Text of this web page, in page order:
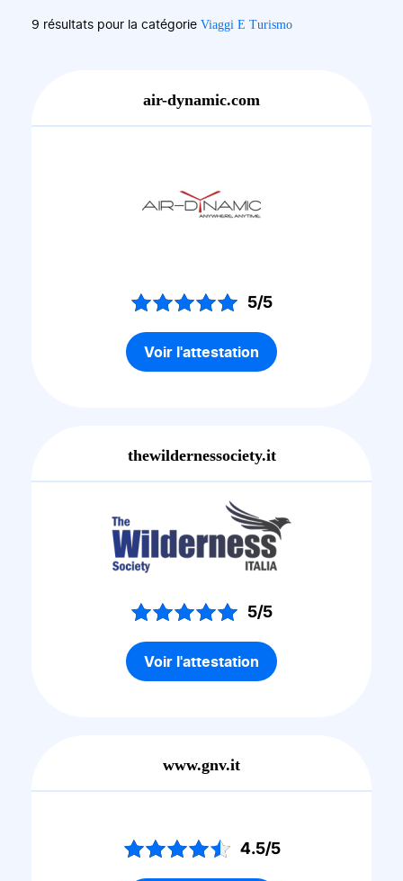
9 résultats pour la catégorie Viaggi E Turismo
air-dynamic.com
5/5
Voir l'attestation
thewildernessociety.it
5/5
Voir l'attestation
www.gnv.it
4.5/5